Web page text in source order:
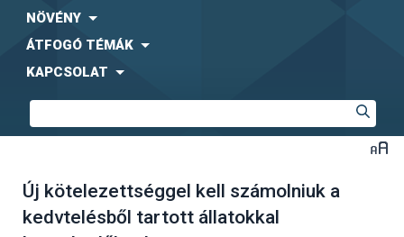
NÖVÉNY
ÁTFOGÓ TÉMÁK
KAPCSOLAT
Új kötelezettséggel kell számolniuk a
kedvtelésből tartott állatokkal